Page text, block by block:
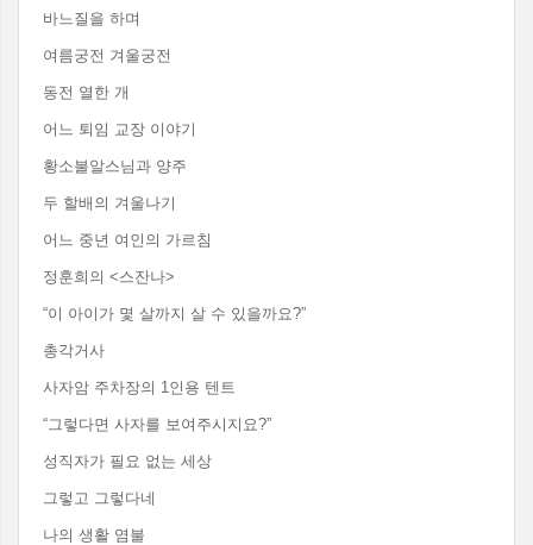
바느질을 하며
여름궁전 겨울궁전
동전 열한 개
어느 퇴임 교장 이야기
황소불알스님과 양주
두 할배의 겨울나기
어느 중년 여인의 가르침
정훈희의 <스잔나>
“이 아이가 몇 살까지 살 수 있을까요?”
총각거사
사자암 주차장의 1인용 텐트
“그렇다면 사자를 보여주시지요?”
성직자가 필요 없는 세상
그렇고 그렇다네
나의 생활 염불